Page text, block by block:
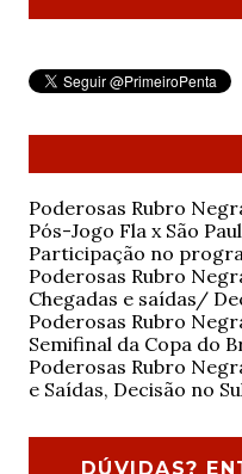
Poderosas Rubro
Pós-Jogo Fla x São
Participação no
Poderosas Rubro
Chegadas e saídas/
Poderosas Rubro
Semifinal da Copa do
Poderosas Rubro
e Saídas, Decisão no
DÚVIDAS?